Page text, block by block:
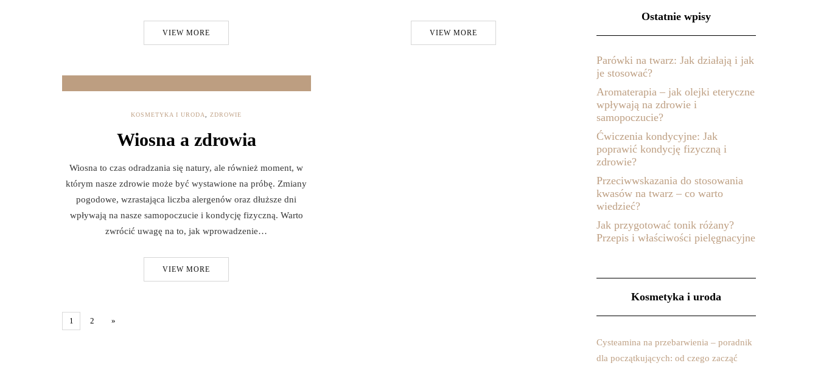
VIEW MORE VIEW MORE
KOSMETYKA I URODA ,ZDROWIE
Wiosna a zdrowia
Wiosna to czas odradzania się natury, ale również moment, w
którym nasze zdrowie może być wystawione na próbę. Zmiany
pogodowe, wzrastająca liczba alergenów oraz dłuższe dni
wpływają na nasze samopoczucie i kondycję fizyczną. Warto
zwrócić uwagę na to, jak wprowadzenie…
VIEW MORE
1 2 »
Ostatnie wpisy
Parówki na twarz: Jak działają i jak
je stosować?
Aromaterapia – jak olejki eteryczne
wpływają na zdrowie i
samopoczucie?
Ćwiczenia kondycyjne: Jak
poprawić kondycję fizyczną i
zdrowie?
Przeciwwskazania do stosowania
kwasów na twarz – co warto
wiedzieć?
Jak przygotować tonik różany?
Przepis i właściwości pielęgnacyjne
Kosmetyka i uroda
Cysteamina na przebarwienia – poradnik
dla początkujących: od czego zacząć